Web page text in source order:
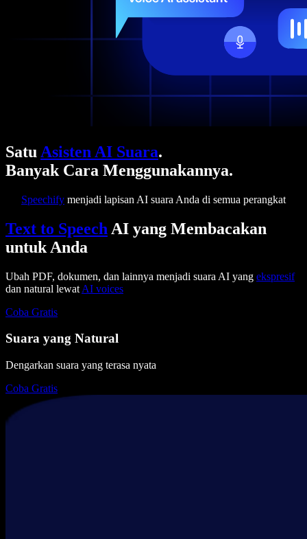
Satu Asisten AI Suara.
Banyak Cara Menggunakannya.
Speechify menjadi lapisan AI suara Anda di semua perangkat
Text to Speech AI yang Membacakan
untuk Anda
Ubah PDF, dokumen, dan lainnya menjadi suara AI yang ekspresif
dan natural lewat AI voices
Coba Gratis
Suara yang Natural
Dengarkan suara yang terasa nyata
Coba Gratis